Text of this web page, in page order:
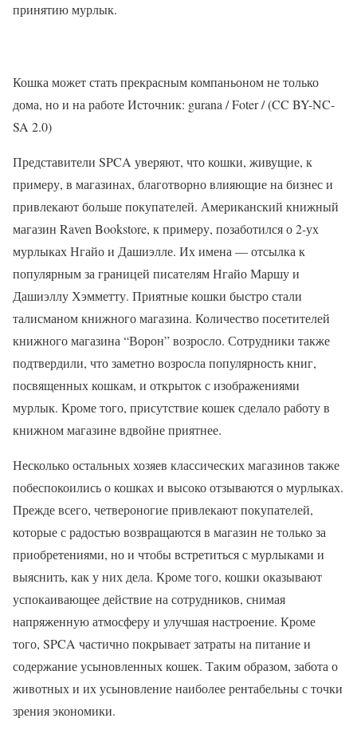
принятию мурлык.
Кошка может стать прекрасным компаньоном не только
дома, но и на работе Источник: gurana / Foter / (CC BY-NC-
SA 2.0)
Представители SPCA уверяют, что кошки, живущие, к
примеру, в магазинах, благотворно влияющие на бизнес и
привлекают больше покупателей. Американский книжный
магазин Raven Bookstore, к примеру, позаботился о 2-ух
мурлыках Нгайо и Дашиэлле. Их имена — отсылка к
популярным за границей писателям Нгайо Маршу и
Дашиэллу Хэмметту. Приятные кошки быстро стали
талисманом книжного магазина. Количество посетителей
книжного магазина “Ворон” возросло. Сотрудники также
подтвердили, что заметно возросла популярность книг,
посвященных кошкам, и открыток с изображениями
мурлык. Кроме того, присутствие кошек сделало работу в
книжном магазине вдвойне приятнее.
Несколько остальных хозяев классических магазинов также
побеспокоились о кошках и высоко отзываются о мурлыках.
Прежде всего, четвероногие привлекают покупателей,
которые с радостью возвращаются в магазин не только за
приобретениями, но и чтобы встретиться с мурлыками и
выяснить, как у них дела. Кроме того, кошки оказывают
успокаивающее действие на сотрудников, снимая
напряженную атмосферу и улучшая настроение. Кроме
того, SPCA частично покрывает затраты на питание и
содержание усыновленных кошек. Таким образом, забота о
животных и их усыновление наиболее рентабельны с точки
зрения экономики.